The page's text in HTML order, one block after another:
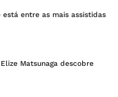
entre as mais assistidas
Matsunaga descobre